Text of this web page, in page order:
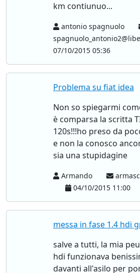
km contiunuo...
antonio spagnuolo
07/10/2015 05:36
Problema su fiat idea
Non so spiegarmi
è comparsa la scritta
120s!!!ho preso da
e non la conosco
sia una stupidagine
Armando
04/10/2015 11:00
messa in fase 1.4 hdi
salve a tutti, la mia
hdi funzionava
davanti all'asilo per